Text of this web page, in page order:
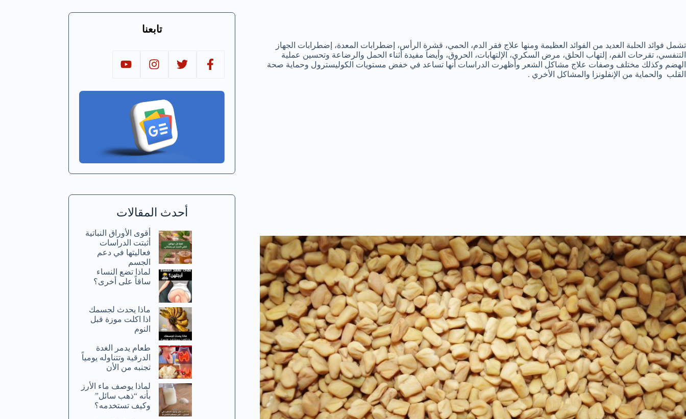
تشمل فوائد الحلبة العديد من الفوائد العظيمة ومنها علاج فقر الدم، الحمي، قشرة الرأس، إضطرابات المعدة، إضطرابات الجهاز
التنفسي، تقرحات الفم، إلتهاب الحلق، مرض السكري، الإلتهابات، الحروق، وأيضاَ مفيدة أثناء الحمل والرضاعة وتحسين عملية
الهضم وكذلك مختلف وصفات علاج مشاكل الشعر وأظهرت الدراسات أنها تساعد في خفض مستويات الكوليسترول وحماية صحة
القلب والحماية من الإنفلونزا والمشاكل الأخري .
تابعنا
أحدث المقالات
أقوى الأوراق النباتية
أثبتت الدراسات
فعاليتها في دعم
الجسم
لماذا تضع النساء
ساقاً على أخرى؟
ماذا يحدث لجسمك
اذا اكلت موزة قبل
النوم
طعام يدمر الغدة
الدرقية وتتناوله يومياً
تجنبه من الأن
لماذا يوصف ماء الأرز
بأنه “ذهب سائل”
وكيف تستخدمه؟